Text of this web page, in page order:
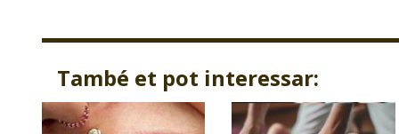
També et pot interessar: